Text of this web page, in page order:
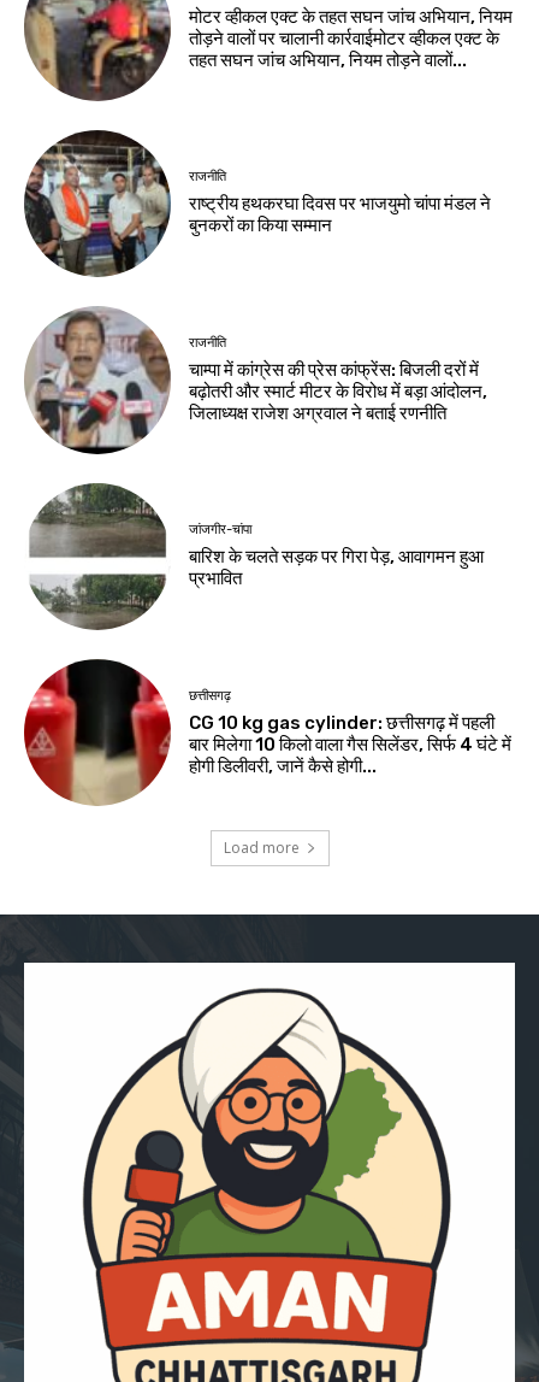
मोटर व्हीकल एक्ट के तहत सघन जांच अभियान, नियम
तोड़ने वालों पर चालानी कार्रवाईमोटर व्हीकल एक्ट के
तहत सघन जांच अभियान, नियम तोड़ने वालों...
राजनीति
राष्ट्रीय हथकरघा दिवस पर भाजयुमो चांपा मंडल ने
बुनकरों का किया सम्मान
राजनीति
चाम्पा में कांग्रेस की प्रेस कांफ्रेंस: बिजली दरों में
बढ़ोतरी और स्मार्ट मीटर के विरोध में बड़ा आंदोलन,
जिलाध्यक्ष राजेश अग्रवाल ने बताई रणनीति
जांजगीर-चांपा
बारिश के चलते सड़क पर गिरा पेड़, आवागमन हुआ
प्रभावित
छत्तीसगढ़
CG 10 kg gas cylinder: छत्तीसगढ़ में पहली
बार मिलेगा 10 किलो वाला गैस सिलेंडर, सिर्फ 4 घंटे में
होगी डिलीवरी, जानें कैसे होगी...
Load more